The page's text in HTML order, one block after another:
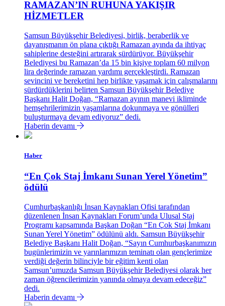
RAMAZAN’IN RUHUNA YAKIŞIR
HİZMETLER
Samsun Büyükşehir Belediyesi, birlik, beraberlik ve
dayanışmanın ön plana çıktığı Ramazan ayında da ihtiyaç
sahiplerine desteğini artırarak sürdürüyor. Büyükşehir
Belediyesi bu Ramazan’da 15 bin kişiye toplam 60 milyon
lira değerinde ramazan yardımı gerçekleştirdi. Ramazan
sevincini ve bereketini hep birlikte yaşamak için çalışmalarını
sürdürdüklerini belirten Samsun Büyükşehir Belediye
Başkanı Halit Doğan, “Ramazan ayının manevi ikliminde
hemşehrilerimizin yaşamlarına dokunmaya ve gönülleri
buluşturmaya devam ediyoruz” dedi.
Haberin devamı
Haber
“En Çok Staj İmkanı Sunan Yerel Yönetim”
ödülü
Cumhurbaşkanlığı İnsan Kaynakları Ofisi tarafından
düzenlenen İnsan Kaynakları Forum’unda Ulusal Staj
Programı kapsamında Başkan Doğan “En Çok Staj İmkanı
Sunan Yerel Yönetim” ödülünü aldı. Samsun Büyükşehir
Belediye Başkanı Halit Doğan, “Sayın Cumhurbaşkanımızın
bugünlerimizin ve yarınlarımızın teminatı olan gençlerimize
verdiği değerin bilinciyle bir eğitim kenti olan
Samsun’umuzda Samsun Büyükşehir Belediyesi olarak her
zaman öğrencilerimizin yanında olmaya devam edeceğiz”
dedi.
Haberin devamı